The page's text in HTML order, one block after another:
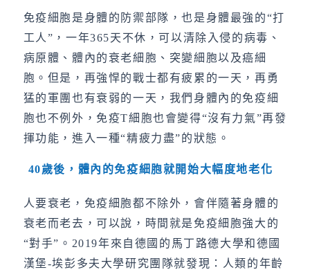
免疫細胞是身體的防禦部隊，也是身體最強的“打
工人”，一年365天不休，可以清除入侵的病毒、
病原體、體內的衰老細胞、突變細胞以及癌細
胞。但是，再強悍的戰士都有疲累的一天，再勇
猛的軍團也有衰弱的一天，我們身體內的免疫細
胞也不例外，免疫T細胞也會變得“沒有力氣”再發
揮功能，進入一種“精疲力盡”的狀態。
40歲後，體內的免疫細胞就開始大幅度地老化
人要衰老，免疫細胞都不除外，會伴隨著身體的
衰老而老去，可以說，時間就是免疫細胞強大的
“對手”。2019年來自德國的馬丁路德大學和德國
漢堡-埃彭多夫大學研究團隊就發現：人類的年齡